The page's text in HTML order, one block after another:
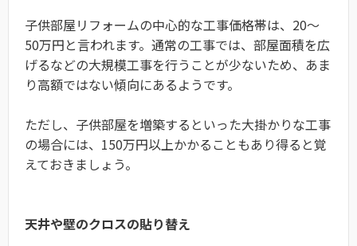
子供部屋リフォームの中心的な工事価格帯は、20～
50万円と言われます。通常の工事では、部屋面積を広
げるなどの大規模工事を行うことが少ないため、あま
り高額ではない傾向にあるようです。
ただし、子供部屋を増築するといった大掛かりな工事
の場合には、150万円以上かかることもあり得ると覚
えておきましょう。
天井や壁のクロスの貼り替え